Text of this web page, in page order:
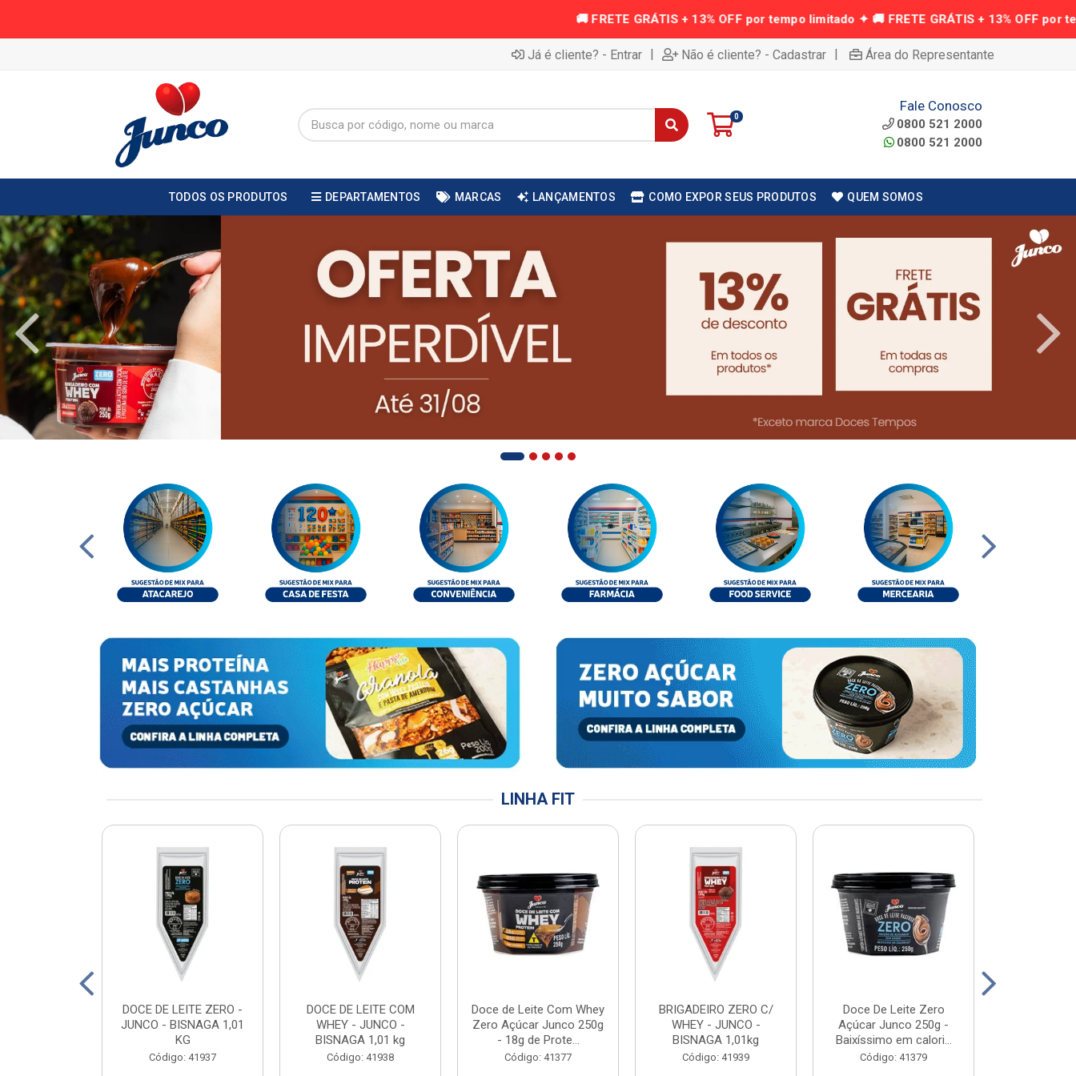
Já é cliente? - Entrar | Não é cliente? - Cadastrar | Área do Representante
0
Fale Conosco
0800 521 2000
0800 521 2000
TODOS OS PRODUTOS DEPARTAMENTOS MARCAS LANÇAMENTOS COMO EXPOR SEUS PRODUTOS QUEM SOMOS
LINHA FIT
DOCE DE LEITE ZERO -
JUNCO - BISNAGA 1,01
KG
Código: 41937
DOCE DE LEITE COM
WHEY - JUNCO -
BISNAGA 1,01 kg
Código: 41938
Doce de Leite Com Whey
Zero Açúcar Junco 250g
- 18g de Prote...
Código: 41377
BRIGADEIRO ZERO C/
WHEY - JUNCO -
BISNAGA 1,01kg
Código: 41939
Doce De Leite Zero
Açúcar Junco 250g -
Baixíssimo em calori...
Código: 41379